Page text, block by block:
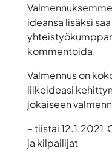
ideansa lisäksi
kommentoida.
Valmennus on
liikeideasi
jokaiseen
– tiistai 12.1.2021
ja kilpailijat